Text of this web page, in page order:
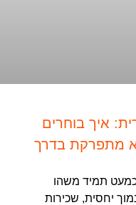
איך בוחרים
מתפרקת בדרך
תמיד משהו
יחסית, שכירות